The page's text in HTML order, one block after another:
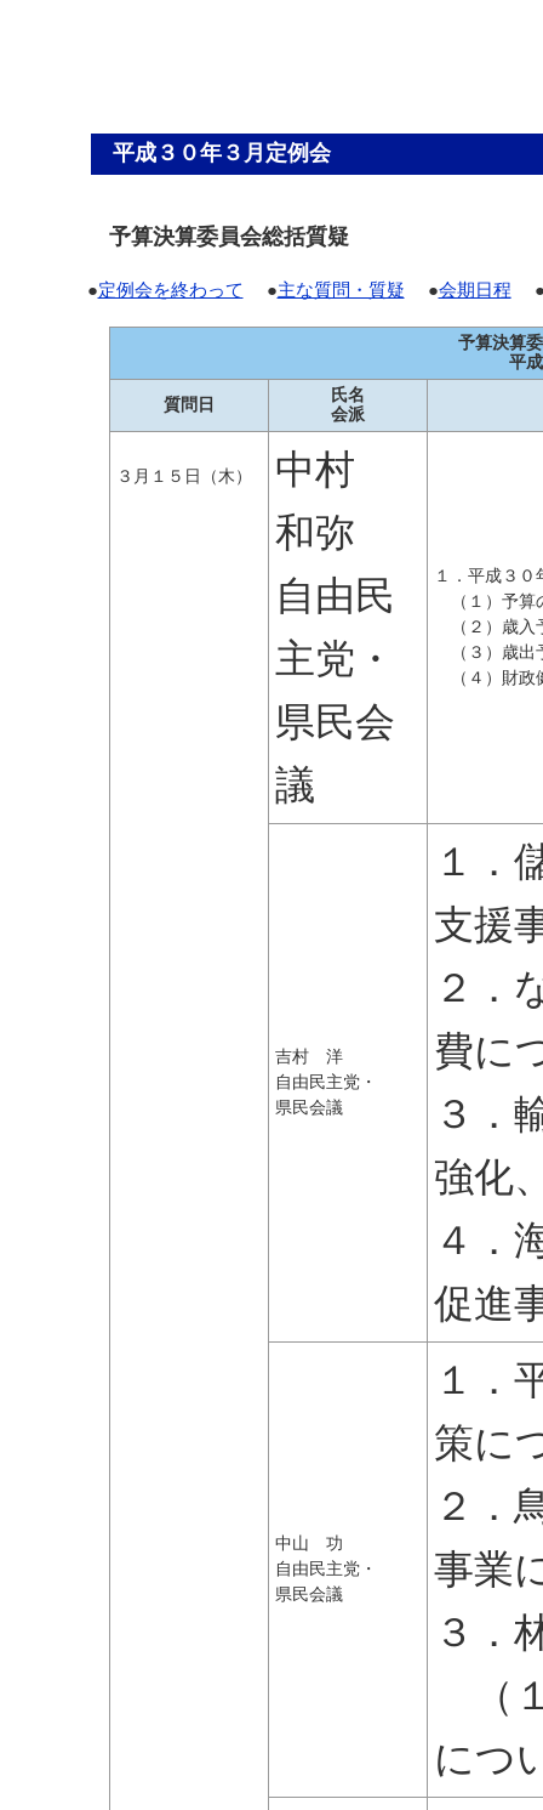
平成３０年３月定例会
予算決算委員会総括質疑
●定例会を終わって ●主な質問・質疑 ●会期日程
予算決算
平
質問日
氏名
会派
３月１５日（木）
中村
和弥
自由民
主党・
県民会
議
１．平成３
（１）予算
（２）歳入
（３）歳
（４）財政
吉村 洋
自由民主党・
県民会議
１．
支援
２．
費に
３．
強化
４．
促進
中山 功
自由民主党・
県民会議
１．
策に
２．
事業
３．
（
につ